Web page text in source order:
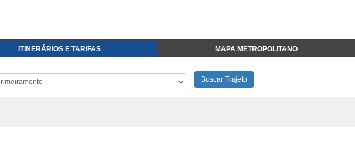
ITINERÁRIOS E TARIFAS MAPA METROPOLITANO
Buscar Trajeto